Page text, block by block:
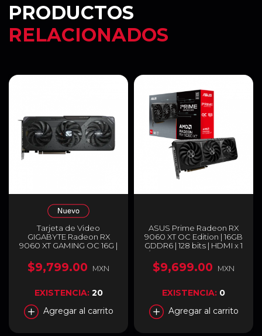
PRODUCTOS
RELACIONADOS
Tarjeta de Video
GIGABYTE Radeon RX
9060 XT GAMING OC 16G |
5.0 | 128 Bits | 1 x HDMI / 2 x
DisplayPort | Negro | GV-
16GD
$9,799.00 MXN
EXISTENCIA: 20
Agregar al carrito
ASUS Prime Radeon RX
9060 XT OC Edition | 16GB
GDDR6 | 128 bits | HDMI x 1
/ DisplayPort x 2 | PRIME-
RX9060XT-O16G
$9,699.00 MXN
EXISTENCIA: 0
Agregar al carrito